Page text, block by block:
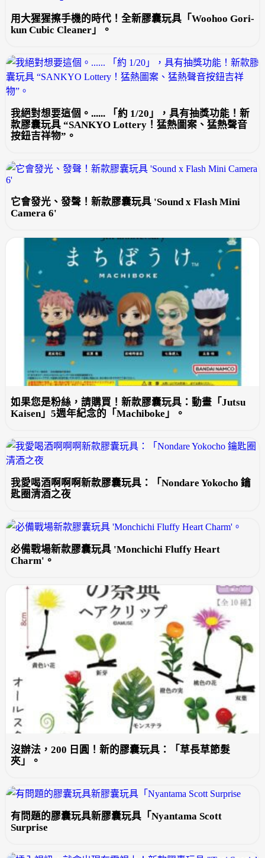
用大猩猩擦手機的時代！全新膠囊玩具「Woohoo Gori-
kun Cubic Cleaner」。
我絕對想要這個。...... 「約 1/20」，具有抽獎功能！新
款膠囊玩具 “SANKYO Lottery！猛熱圖案、猛熱聲音
按鈕吉祥物”。
它會發光、發聲！新款膠囊玩具 'Sound x Flash Mini
Camera 6'
如果您是粉絲，請購買！新款膠囊玩具：動畫「Jutsu
Kaisen」5週年紀念的「Machiboke」。
我愛喝酒啊啊啊新款膠囊玩具：「Nondare Yokocho 鑰
匙圈清酒之夜
必備戰場新款膠囊玩具 'Monchichi Fluffy Heart
Charm'。
沒辦法，200 日圓！新的膠囊玩具：「草長草節髮
夾」。
有問題的膠囊玩具新膠囊玩具「Nyantama Scott
Surprise